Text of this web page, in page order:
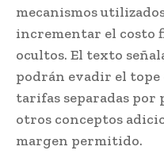
mecanismos
incrementar el costo
ocultos. El texto
podrán evadir el tope
tarifas separadas por
otros conceptos
margen permitido.